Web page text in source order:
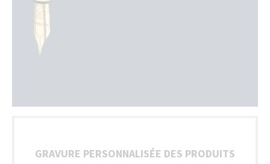
GRAVURE PERSONNALISÉE DES PRODUITS